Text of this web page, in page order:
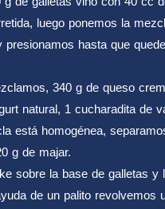
luego ponemos la
hasta que
340 g de queso
natural, 1 cucharadita de
está homogénea,
g de majar.
sobre la base de galletas y
de un palito revolvemos